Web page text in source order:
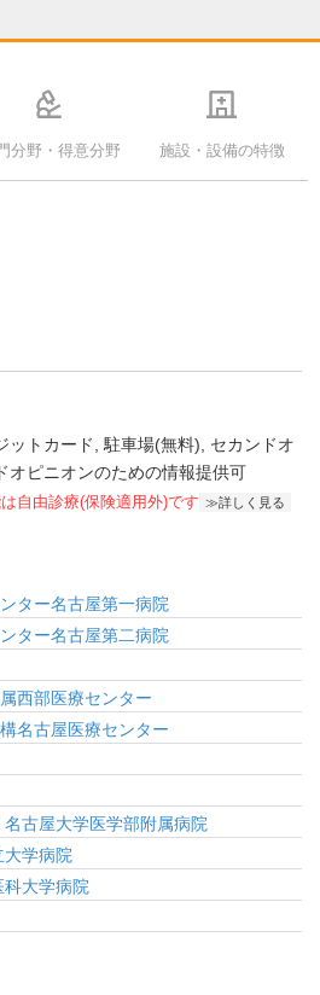
分野・得意分野 施設・設備の特徴
ットカード 駐車場(無料)
セカンドオ
オピニオンのための情報提供可
は自由診療(保険適用外)です 詳しく見る
ター名古屋第一病院
ター名古屋第二病院
西部医療センター
名古屋医療センター
古屋大学医学部附属病院
学病院
大学病院